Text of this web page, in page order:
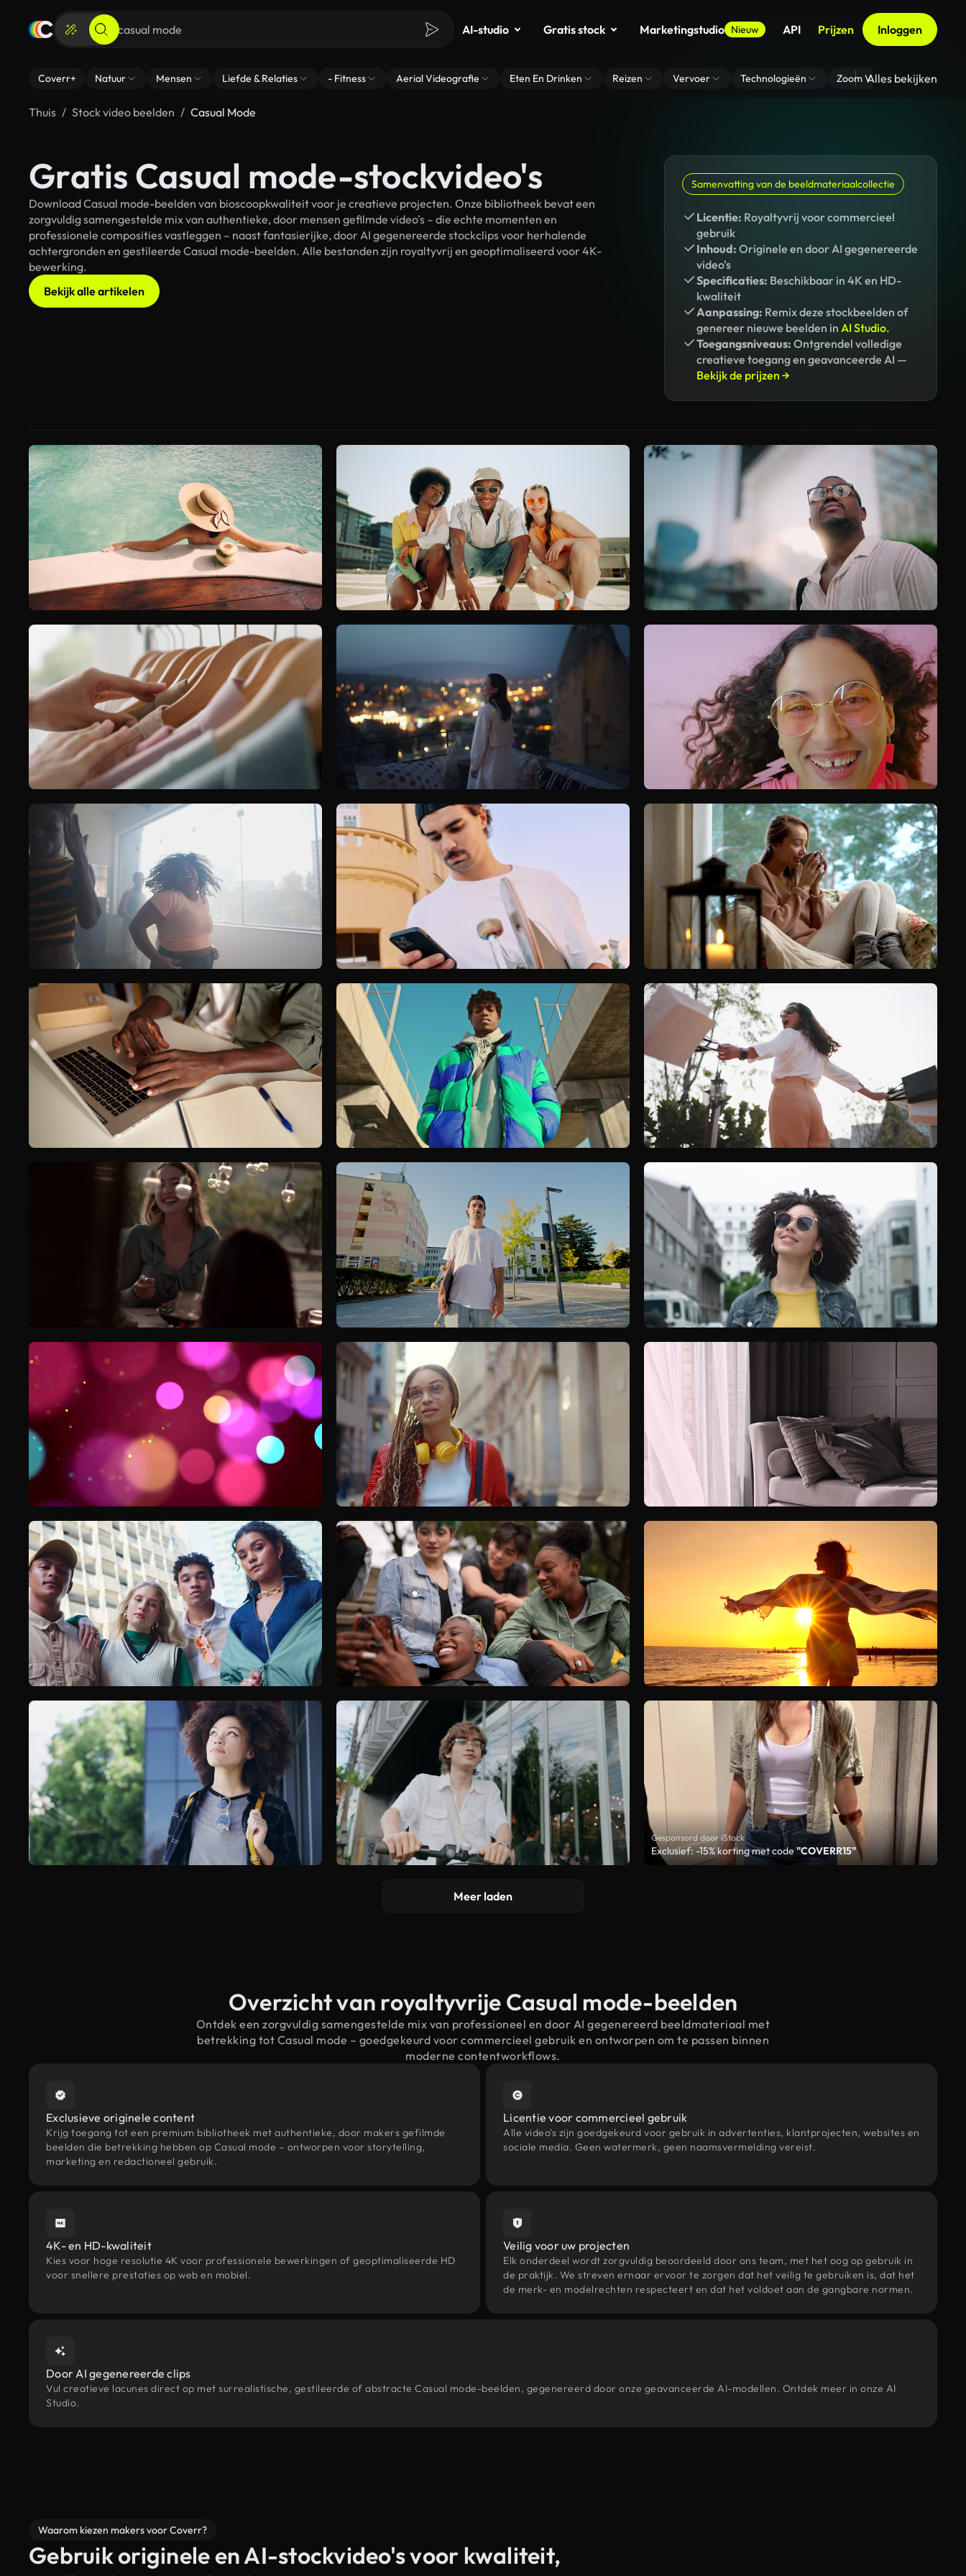
AI-studio Gratis stock Marketingstudio Nieuw API Prijzen Inloggen
Coverr+ Natuur Mensen Liefde & Relaties - Fitness Aerial Videografie Eten En Drinken Reizen Vervoer Technologieën Zoom Virtuele
Alles bekijken
Thuis Stock video beelden Casual Mode
Gratis Casual mode-stockvideo's
Download Casual mode-beelden van bioscoopkwaliteit voor je creatieve projecten. Onze bibliotheek bevat een
zorgvuldig samengestelde mix van authentieke, door mensen gefilmde video's – die echte momenten en
professionele composities vastleggen – naast fantasierijke, door AI gegenereerde stockclips voor herhalende
achtergronden en gestileerde Casual mode-beelden. Alle bestanden zijn royaltyvrij en geoptimaliseerd voor 4K-
bewerking.
Bekijk alle artikelen
Samenvatting van de beeldmateriaalcollectie
Licentie: Royaltyvrij voor commercieel
gebruik
Inhoud: Originele en door AI gegenereerde
video's
Specificaties: Beschikbaar in 4K en HD-
kwaliteit
Aanpassing: Remix deze stockbeelden of
genereer nieuwe beelden in AI Studio.
Toegangsniveaus: Ontgrendel volledige
creatieve toegang en geavanceerde AI —
Bekijk de prijzen →
Gesponsord door iStock
Exclusief: -15% korting met code "COVERR15"
Meer laden
Overzicht van royaltyvrije Casual mode-beelden
Ontdek een zorgvuldig samengestelde mix van professioneel en door AI gegenereerd beeldmateriaal met
betrekking tot Casual mode – goedgekeurd voor commercieel gebruik en ontworpen om te passen binnen
moderne contentworkflows.
Exclusieve originele content
Krijg toegang tot een premium bibliotheek met authentieke, door makers gefilmde
beelden die betrekking hebben op Casual mode – ontworpen voor storytelling,
marketing en redactioneel gebruik.
Licentie voor commercieel gebruik
Alle video's zijn goedgekeurd voor gebruik in advertenties, klantprojecten, websites en
sociale media. Geen watermerk, geen naamsvermelding vereist.
4K- en HD-kwaliteit
Kies voor hoge resolutie 4K voor professionele bewerkingen of geoptimaliseerde HD
voor snellere prestaties op web en mobiel.
Veilig voor uw projecten
Elk onderdeel wordt zorgvuldig beoordeeld door ons team, met het oog op gebruik in
de praktijk. We streven ernaar ervoor te zorgen dat het veilig te gebruiken is, dat het
de merk- en modelrechten respecteert en dat het voldoet aan de gangbare normen.
Door AI gegenereerde clips
Vul creatieve lacunes direct op met surrealistische, gestileerde of abstracte Casual mode-beelden, gegenereerd door onze geavanceerde AI-modellen. Ontdek meer in onze AI
Studio.
Waarom kiezen makers voor Coverr?
Gebruik originele en AI-stockvideo's voor kwaliteit,